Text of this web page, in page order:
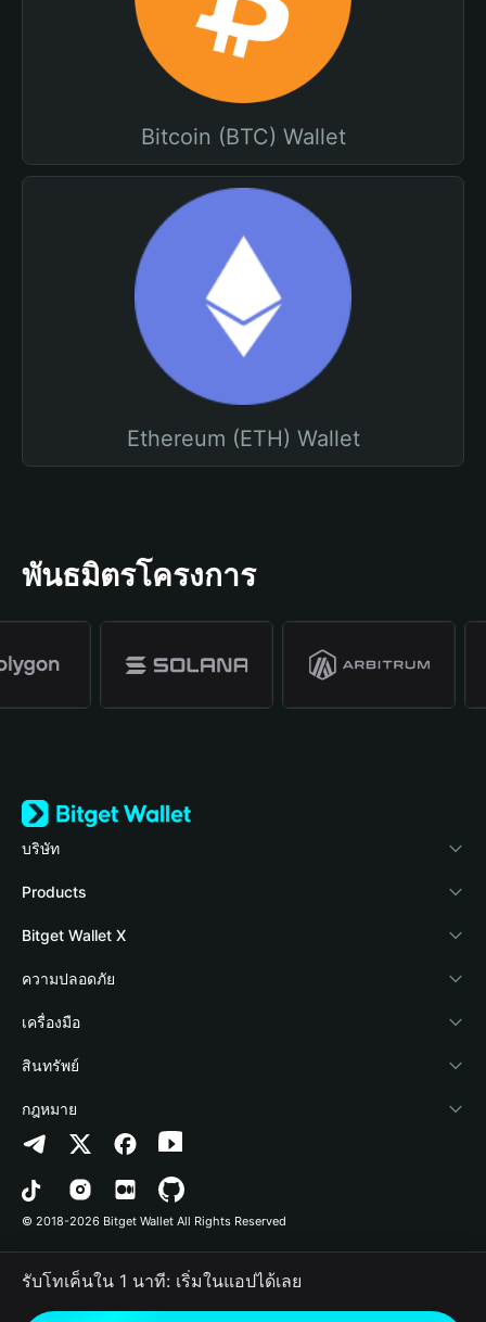
Bitcoin (BTC) Wallet
Ethereum (ETH) Wallet
พันธมิตรโครงการ
บริษัท
เกี่ยวกับ Bitget Wallet
Blog
Academy
ข่าวสารด้านคริปโต
ศูนย์ช่วยเหลือ
ติดต่อเรา
ทรัพยากรข้อมูลของแบรนด์
อาชีพ
Products
Crypto Card
Stablecoin Earn
Payfi Crypto
Crypto Swap API
Altcoin Season Index
Prediction Markets
DApp
RWA
Bitget Wallet X
นักพัฒนา
เชื่อมต่อ Wallet
Bitget Wallet Pay
ลิสต์โปรเจกต์
ความปลอดภัย
Protection Fund
เทคโนโลยีความปลอดภัย
เครื่องมือ
ซื้อคริปโต
การตรวจจับการอนุญาต
การตรวจจับสัญญา
การโอนเป็นชุด
สินทรัพย์
Arbitrum
Avalanche
Bitcoin
Polygon
กฎหมาย
นโยบายความเป็นส่วนตัว
ข้อตกลงในการใช้บริการ
© 2018-2026 Bitget Wallet All Rights Reserved
รับโทเค็นใน 1 นาที: เริ่มในแอปได้เลย